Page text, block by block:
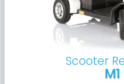
Scooter
M1